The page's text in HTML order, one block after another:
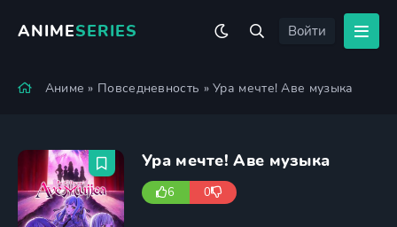
ANIMESERIES Войти
Аниме » Повседневность » Ура мечте! Аве музыка
Ура мечте! Аве музыка
6 0